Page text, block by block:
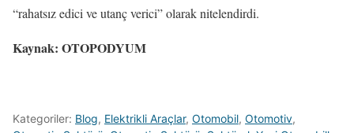
“rahatsız edici ve utanç verici” olarak nitelendirdi.
Kaynak: OTOPODYUM
Kategoriler: Blog, Elektrikli Araçlar, Otomobil, Otomotiv,